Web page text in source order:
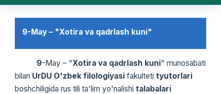
9-May – "Xotira va qadrlash kuni"
9-May – "Xotira va qadrlash kuni" munosabati
bilan UrDU O'zbek filologiyasi fakulteti tyutorlari
boshchiligida rus tili ta'lim yo'nalishi talabalari